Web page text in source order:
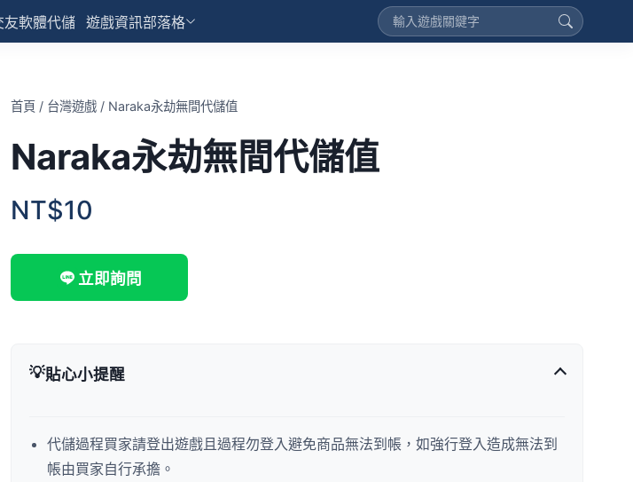
友軟體代儲 遊戲資訊部落格
首頁 / 台灣遊戲 / Naraka永劫無間代儲值
Naraka永劫無間代儲值
NT$10
立即詢問
💡貼心小提醒
代儲過程買家請登出遊戲且過程勿登入避免商品無法到帳，如強行登入造成無法到
帳由買家自行承擔。